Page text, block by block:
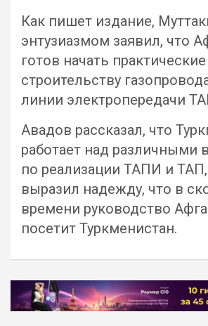
Как пишет издание,
энтузиазмом заявил, что
готов начать
строительству
линии электропередачи
Авадов рассказал, что
работает над различными
по реализации ТАПИ и
выразил надежду, что в
времени руководство
посетит Туркменистан.
Навигация
по